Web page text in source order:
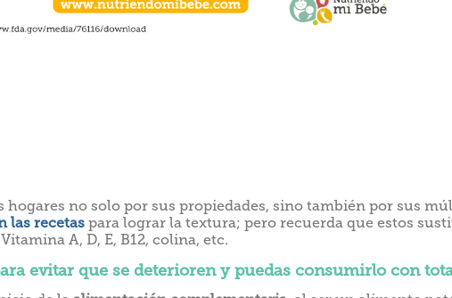
no solo por sus propiedades, sino también por sus
las recetas para lograr la textura; pero recuerda que estos
A, D, E, B12, colina, etc.
evitar que se deterioren y puedas consumirlo con